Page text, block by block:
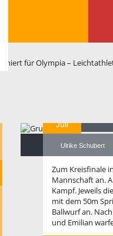
Juli
Ulrike Schubert
Zum Kreisfinale
Mannschaft an.
Kampf. Jeweils
mit dem 50m
Ballwurf an.
und Emilian